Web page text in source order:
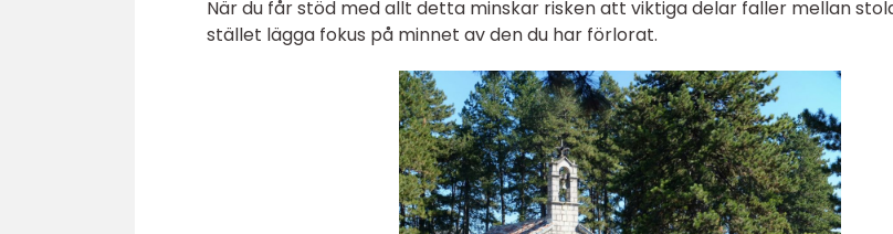
När du får stöd med allt detta minskar risken att viktiga delar faller mellan
stället lägga fokus på minnet av den du har förlorat.